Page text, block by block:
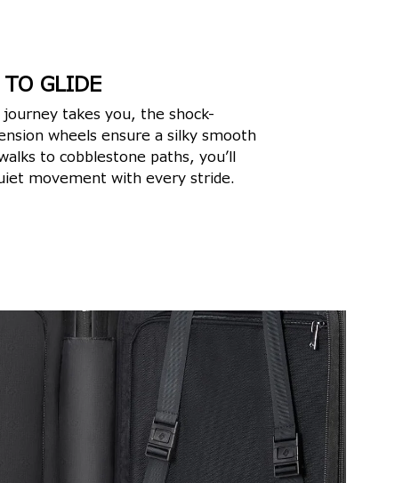
GLIDE
takes you, the shock-
wheels ensure a silky smooth
to cobblestone paths, you’ll
movement with every stride.